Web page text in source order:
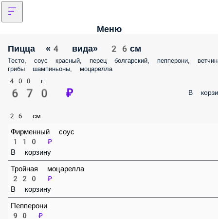
Меню
Пицца «4 вида» 26см
Тесто, соус красный, перец болгарский, пепперони, ветчина, грибы
шампиньоны, моцарелла
400 г.
670 ₽ В
26 см
Фирменный соус
110 ₽
В корзину
Тройная моцарелла
220 ₽
В корзину